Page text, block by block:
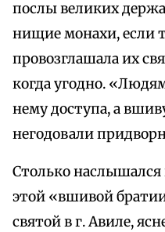
послы великих
нищие монахи, если
провозглашала их
когда угодно.
нему доступа, а
негодовали
Столько
этой «вшивой
святой в г. Авиле,